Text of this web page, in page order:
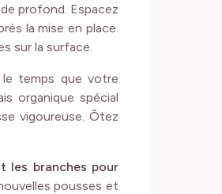
profond. Espacez
la mise en place.
sur la surface.
temps que votre
organique spécial
vigoureuse. Ôtez
les branches pour
pousses et